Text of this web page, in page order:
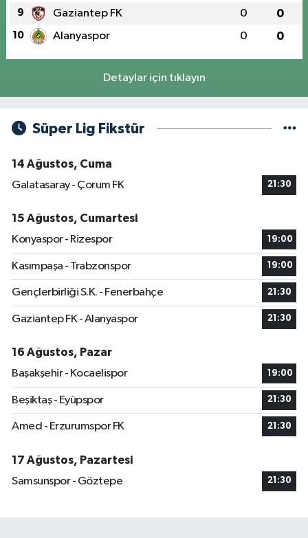
9 Gaziantep FK 0 0
10 Alanyaspor 0 0
Detaylar için tıklayın
Süper Lig Fikstür
14 Ağustos, Cuma
Galatasaray - Çorum FK
21:30
15 Ağustos, Cumartesi
Konyaspor - Rizespor
19:00
Kasımpaşa - Trabzonspor 19:00
Gençlerbirliği S.K. - Fenerbahçe 21:30
Gaziantep FK - Alanyaspor 21:30
16 Ağustos, Pazar
Başakşehir - Kocaelispor
19:00
Beşiktaş - Eyüpspor 21:30
Amed - Erzurumspor FK 21:30
17 Ağustos, Pazartesi
Samsunspor - Göztepe
21:30